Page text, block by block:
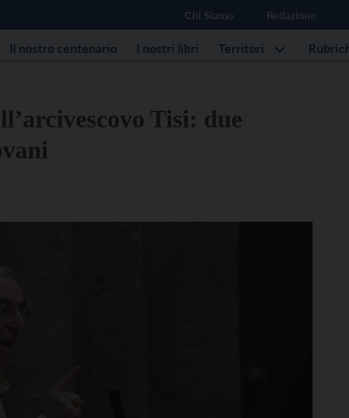
Chi Siamo Redazione
Il nostro centenario I nostri libri Territori
Tisi: due